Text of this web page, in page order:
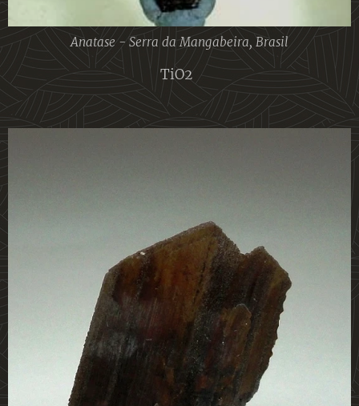
Anatase - Serra da Mangabeira, Brasil
TiO2